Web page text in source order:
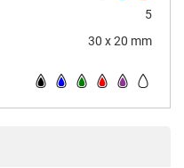
5
30 x 20 mm